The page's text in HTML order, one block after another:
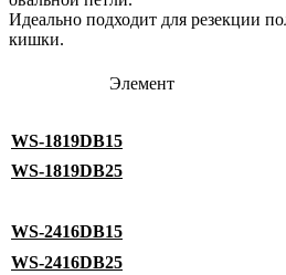
Идеально подходит для резекции
кишки.
Элемент
WS-1819DB15
WS-1819DB25
WS-2416DB15
WS-2416DB25